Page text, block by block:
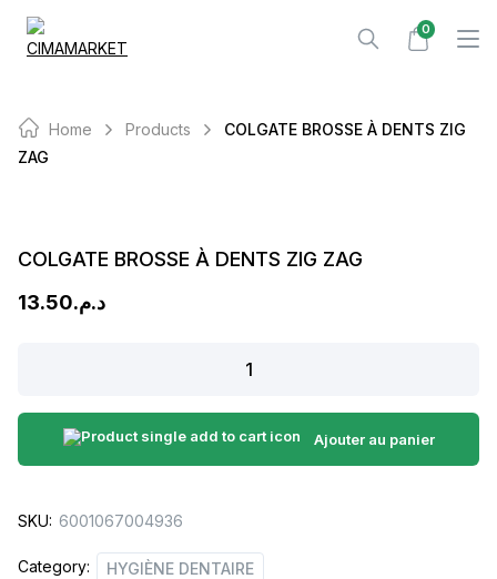
Skip
0
Home Products
COLGATE BROSSE À DENTS ZIG
ZAG
COLGATE BROSSE À DENTS ZIG ZAG
د.م.13.50
À
DENTS
ZIG
quantity
Ajouter au panier
SKU: 6001067004936
Category: HYGIÈNE DENTAIRE